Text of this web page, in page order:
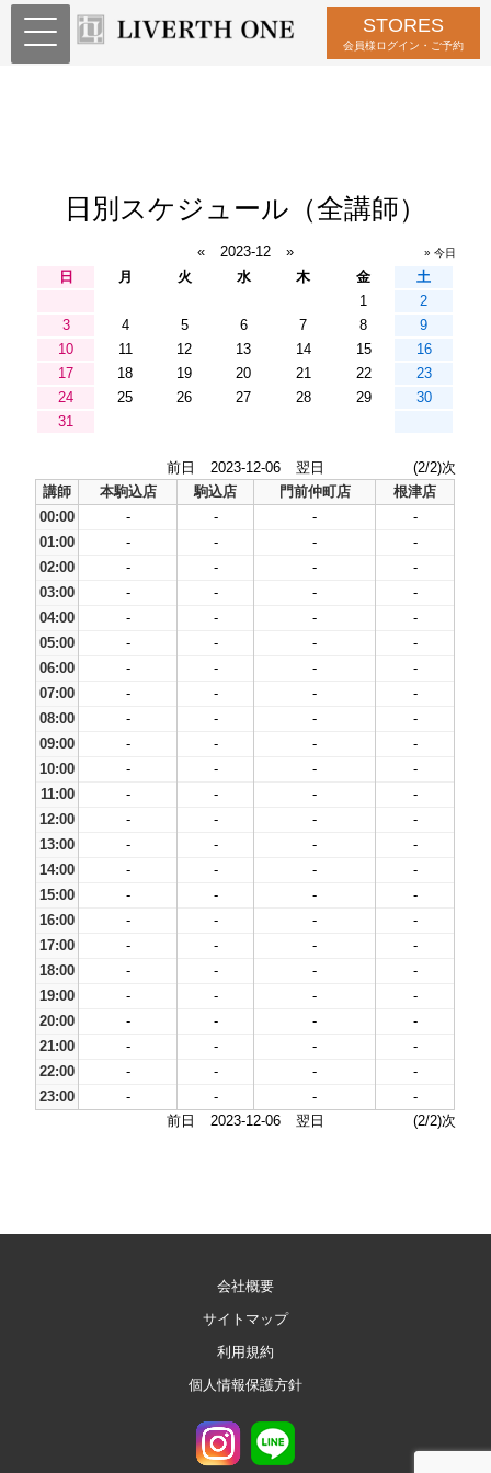
STORES
会員様ログイン・ご予約
日別スケジュール（全講師）
« 2023-12 » » 今日
日 月 火 水 木 金
土
1
2
3
4 5 6 7 8
9
10
11 12 13 14 15
16
17
18 19 20 21 22
23
24
25 26 27 28 29
30
31
前日 2023-12-06 翌日
(2/2)次
講師
本駒込店 駒込店 門前仲町店
根津店
00:00
- - -
-
01:00
- - -
-
02:00
- - -
-
03:00
- - -
-
04:00
- - -
-
05:00
- - -
-
06:00
- - -
-
07:00
- - -
-
08:00
- - -
-
09:00
- - -
-
10:00
- - -
-
11:00
- - -
-
12:00
- - -
-
13:00
- - -
-
14:00
- - -
-
15:00
- - -
-
16:00
- - -
-
17:00
- - -
-
18:00
- - -
-
19:00
- - -
-
20:00
- - -
-
21:00
- - -
-
22:00
- - -
-
23:00
- - -
-
前日
2023-12-06 翌日 (2/2)次
会社概要
サイトマップ
利用規約
個人情報保護方針